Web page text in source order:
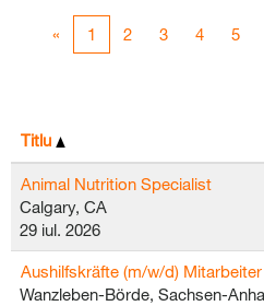
« 1 2 3 4 5
Titlu
Animal Nutrition Specialist
Calgary, CA
29 iul. 2026
Aushilfskräfte (m/w/d)
Wanzleben-Börde, Sachsen-